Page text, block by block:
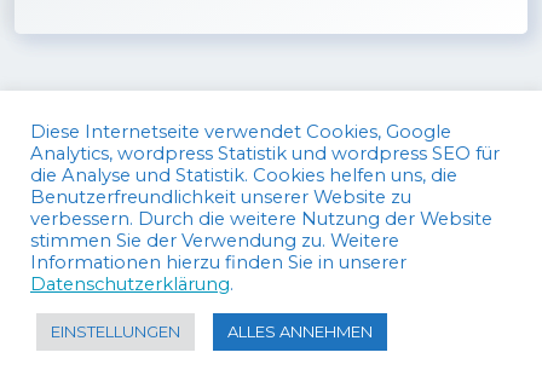
Copyright von Olaf Schirm, 2024
Datenschutzerklärung |Cookie-Richtlinie
Diese Internetseite verwendet Cookies, Google
Analytics, wordpress Statistik und wordpress SEO für
die Analyse und Statistik. Cookies helfen uns, die
Benutzerfreundlichkeit unserer Website zu
verbessern. Durch die weitere Nutzung der Website
stimmen Sie der Verwendung zu. Weitere
Informationen hierzu finden Sie in unserer
Datenschutzerklärung.
EINSTELLUNGEN ALLES ANNEHMEN